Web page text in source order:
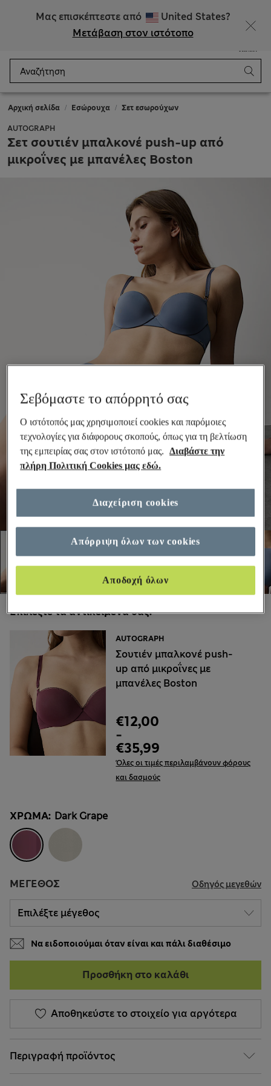
Μας επισκέπτεστε από
United States?
Μετάβαση στον ιστότοπο
Αρχική σελίδα Εσώρουχα Σετ εσωρούχων
AUTOGRAPH
Σετ σουτιέν μπαλκονέ push-up από
μικροΐνες με μπανέλες Boston
Επιλέξτε τα αντικείμενά σας:
AUTOGRAPH
Σουτιέν μπαλκονέ push-
up από μικροΐνες με
μπανέλες Boston
€12,00
-
€35,99
Όλες οι τιμές περιλαμβάνουν φόρους
και δασμούς
ΧΡΏΜΑ: Dark Grape
ΜΈΓΕΘΟΣ Οδηγός μεγεθών
Να ειδοποιούμαι όταν είναι και πάλι διαθέσιμο
Προσθήκη στο καλάθι
Αποθηκεύστε το στοιχείο για αργότερα
Περιγραφή προϊόντος
Σεβόμαστε το απόρρητό σας
Ο ιστότοπός μας χρησιμοποιεί cookies και παρόμοιες
τεχνολογίες για διάφορους σκοπούς, όπως για τη βελτίωση
της εμπειρίας σας στον ιστότοπό μας.
Διαβάστε την
πλήρη Πολιτική Cookies μας εδώ.
Απόρριψη όλων των cookies
Αποδοχή όλων
Διαχείριση cookies